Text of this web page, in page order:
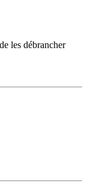
les débrancher